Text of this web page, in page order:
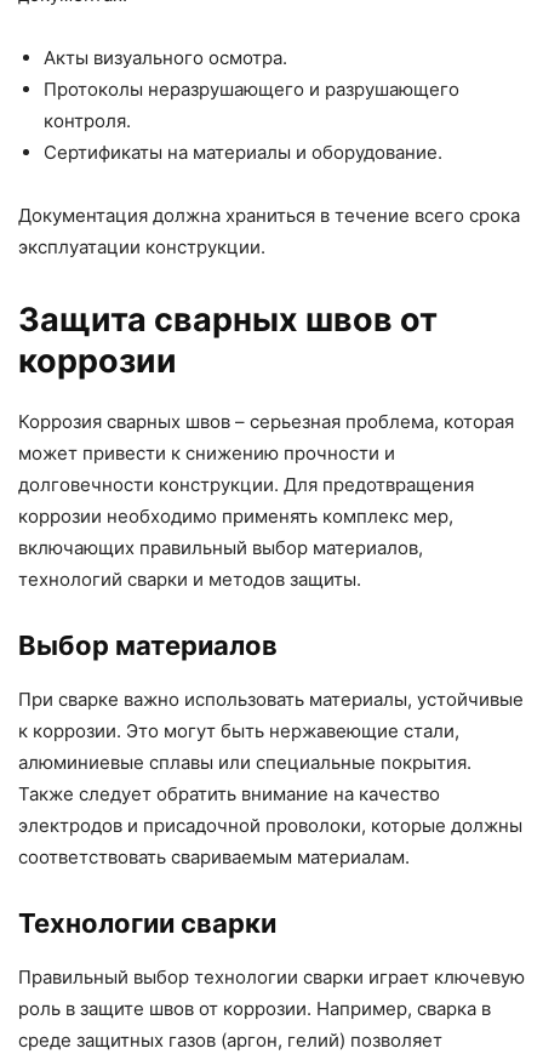
Акты визуального осмотра.
Протоколы неразрушающего и разрушающего
контроля.
Сертификаты на материалы и оборудование.
Документация должна храниться в течение всего срока
эксплуатации конструкции.
Защита сварных швов от
коррозии
Коррозия сварных швов – серьезная проблема, которая
может привести к снижению прочности и
долговечности конструкции. Для предотвращения
коррозии необходимо применять комплекс мер,
включающих правильный выбор материалов,
технологий сварки и методов защиты.
Выбор материалов
При сварке важно использовать материалы, устойчивые
к коррозии. Это могут быть нержавеющие стали,
алюминиевые сплавы или специальные покрытия.
Также следует обратить внимание на качество
электродов и присадочной проволоки, которые должны
соответствовать свариваемым материалам.
Технологии сварки
Правильный выбор технологии сварки играет ключевую
роль в защите швов от коррозии. Например, сварка в
среде защитных газов (аргон, гелий) позволяет